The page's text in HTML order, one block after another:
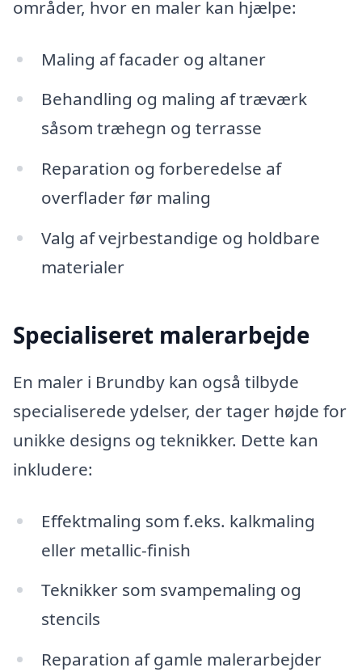
områder, hvor en maler kan hjælpe:
Maling af facader og altaner
Behandling og maling af træværk
såsom træhegn og terrasse
Reparation og forberedelse af
overflader før maling
Valg af vejrbestandige og holdbare
materialer
Specialiseret malerarbejde
En maler i Brundby kan også tilbyde
specialiserede ydelser, der tager højde for
unikke designs og teknikker. Dette kan
inkludere:
Effektmaling som f.eks. kalkmaling
eller metallic-finish
Teknikker som svampemaling og
stencils
Reparation af gamle malerarbejder